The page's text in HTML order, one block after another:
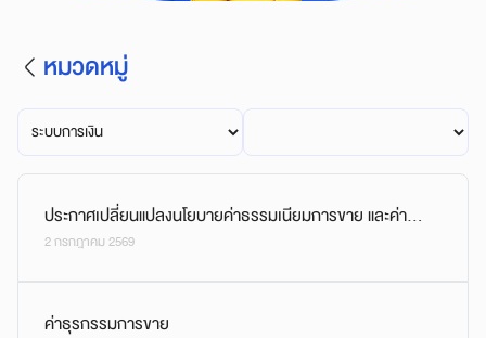
หมวดหมู่
ประกาศเปลี่ยนแปลงนโยบายค่าธรรมเนียมการขาย และค่า
ธรรมเนียมโปรแกรมร้านซูเปอร์คุ้ม บนแพลตฟอร์ม Amaze
Super App และ AxtraMall
2 กรกฎาคม 2569
ค่าธุรกรรมการขาย